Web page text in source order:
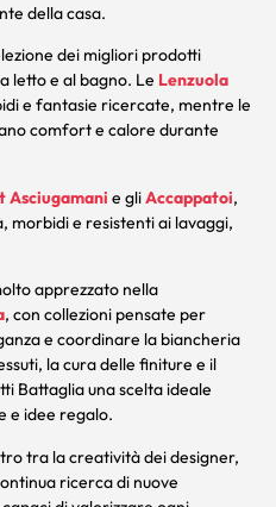
della casa.
dei migliori prodotti
letto e al bagno. Le Lenzuola
e fantasie ricercate, mentre le
comfort e calore durante
Asciugamani e gliAccappatoi,
morbidi e resistenti ai lavaggi,
apprezzato nella
, con collezioni pensate per
e coordinare la biancheria
la cura delle finiture e il
Battaglia una scelta ideale
e idee regalo.
tra la creatività dei designer,
ricerca di nuove